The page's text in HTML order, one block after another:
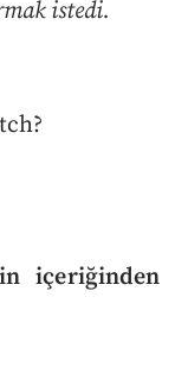
istedi.
içeriğinden